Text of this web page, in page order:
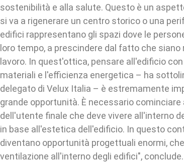
sostenibilità e alla salute. Questo è un
si va a rigenerare un centro storico o una
edifici rappresentano gli spazi dove le
loro tempo, a prescindere dal fatto che siano
lavoro. In quest'ottica, pensare all'edificio
materiali e l'efficienza energetica – ha
delegato di Velux Italia – è estremamente
grande opportunità. È necessario
dell'utente finale che deve vivere all'interno
in base all'estetica dell'edificio. In questo
diventano opportunità progettuali enormi,
ventilazione all'interno degli edifici", conclude.